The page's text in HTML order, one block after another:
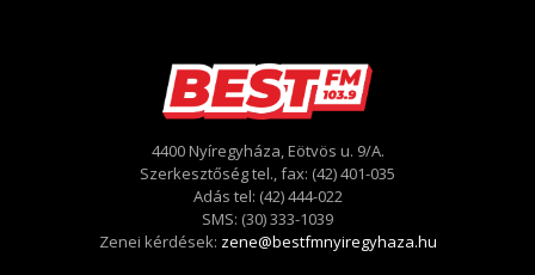
4400 Nyíregyháza, Eötvös u. 9/A.
Szerkesztőség tel., fax: (42) 401-035
Adás tel: (42) 444-022
SMS: (30) 333-1039
Zenei kérdések: zene@bestfmnyiregyhaza.hu